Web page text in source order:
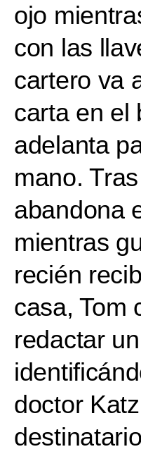
ojo
con las
cartero va
carta en el
adelanta
mano.
abandona
mientras
recién
casa, Tom
redactar
doctor